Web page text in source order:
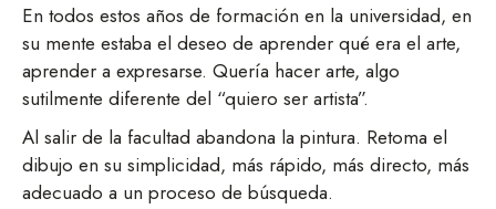
En todos estos años de formación en la universidad, en
su mente estaba el deseo de aprender qué era el arte,
aprender a expresarse. Quería hacer arte, algo
sutilmente diferente del “quiero ser artista”.
Al salir de la facultad abandona la pintura. Retoma el
dibujo en su simplicidad, más rápido, más directo, más
adecuado a un proceso de búsqueda.